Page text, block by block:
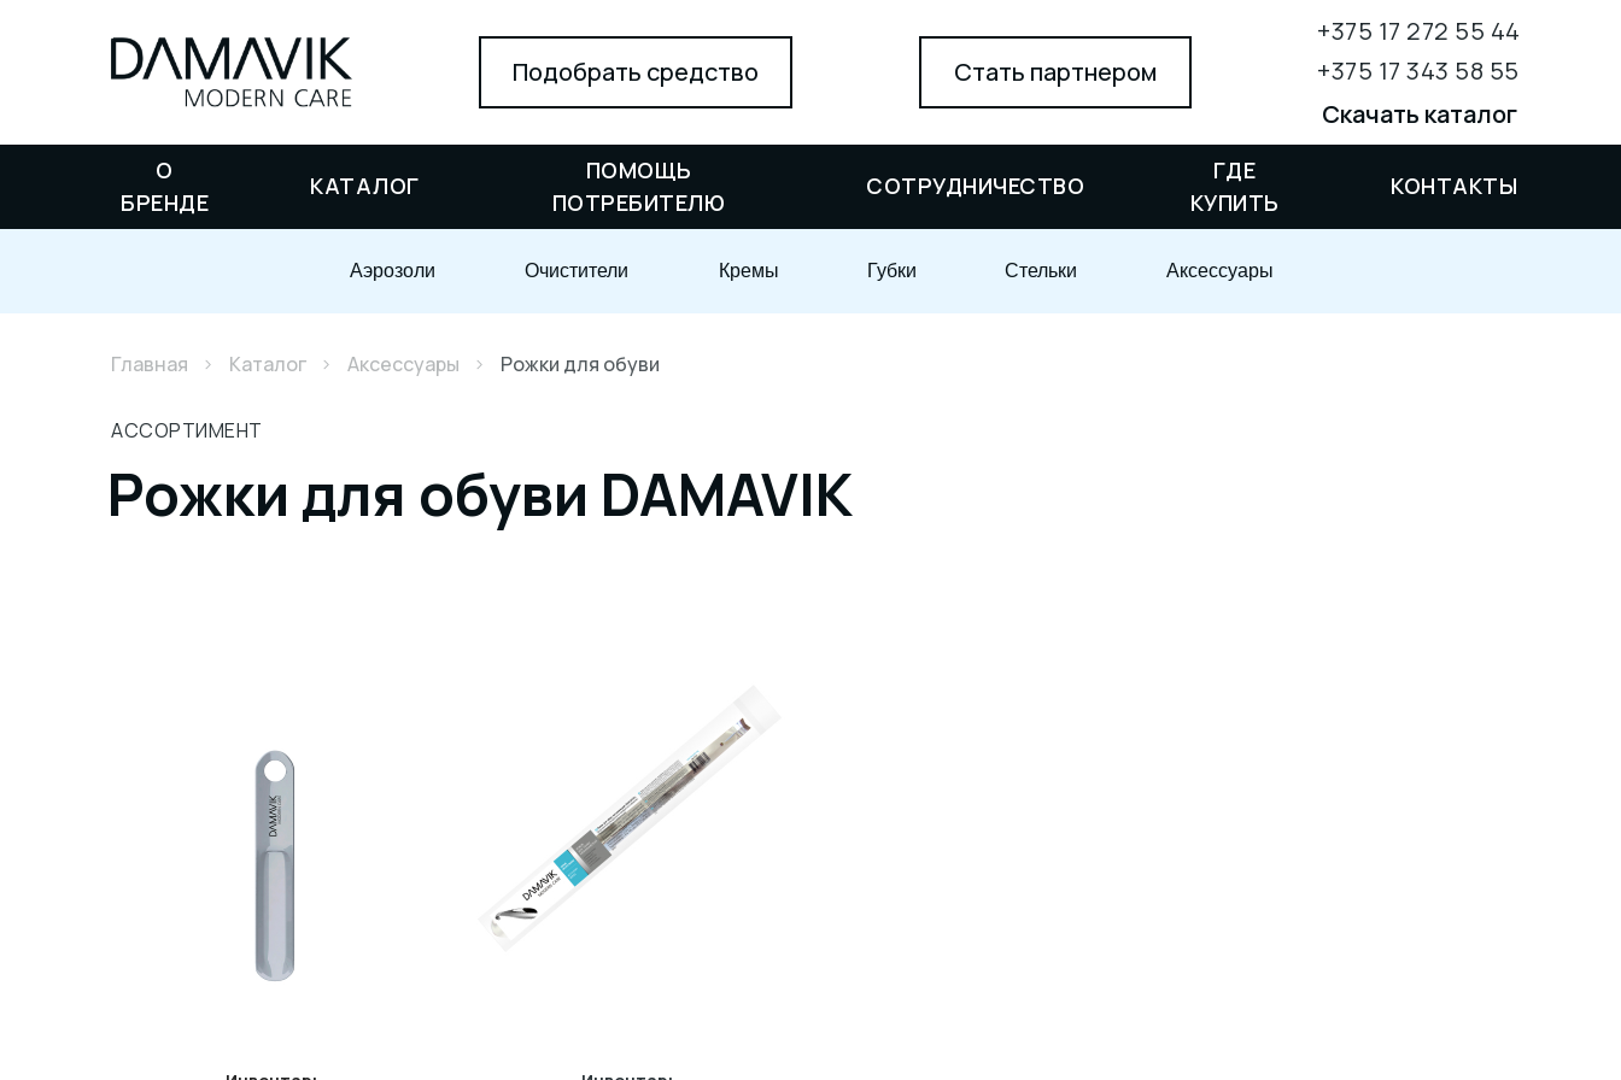
Подобрать средство Стать партнером
Скачать каталог
+375 17 272 55 44
+375 17 343 58 55
Скачать каталог
О
БРЕНДЕ
КАТАЛОГ
ПОМОЩЬ
ПОТРЕБИТЕЛЮ
СОТРУДНИЧЕСТВО
ГДЕ
КУПИТЬ
КОНТАКТЫ
Кремы
Аэрозоли Очистители Губки Стельки Аксессуары
Главная Каталог Рожки для обуви
Аксессуары
Рожки для обуви DAMAVIK
АССОРТИМЕНТ